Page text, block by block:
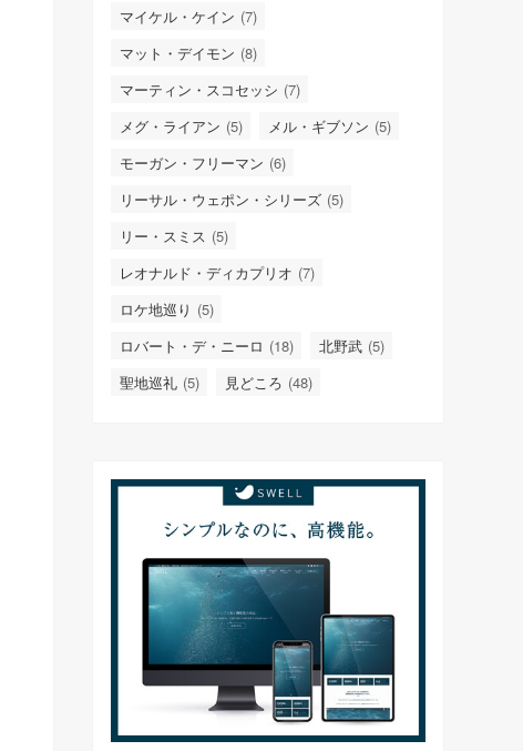
マイケル・ケイン (7)
マット・デイモン (8)
マーティン・スコセッシ (7)
メグ・ライアン (5) メル・ギブソン (5)
モーガン・フリーマン (6)
リーサル・ウェポン・シリーズ (5)
リー・スミス (5)
レオナルド・ディカプリオ (7)
ロケ地巡り (5)
ロバート・デ・ニーロ (18) 北野武 (5)
聖地巡礼 (5) 見どころ (48)